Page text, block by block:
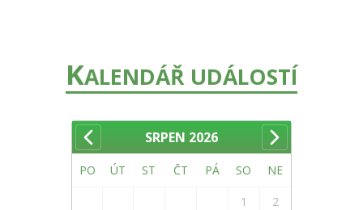
KALENDÁŘ UDÁLOSTÍ
SRPEN 2026
PO ÚT ST ČT PÁ SO NE
1
2